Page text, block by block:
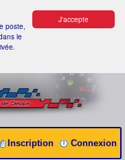
J'accepte
poste,
le
Connexion
Inscription